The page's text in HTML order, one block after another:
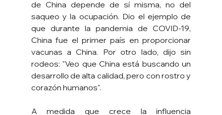
de China depende de sí misma, no del
saqueo y la ocupación. Dio el ejemplo de
que durante la pandemia de COVID-19,
China fue el primer país en proporcionar
vacunas a China. Por otro lado, dijo sin
rodeos: "Veo que China está buscando un
desarrollo de alta calidad, pero con rostro y
corazón humanos".
A medida que crece la influencia